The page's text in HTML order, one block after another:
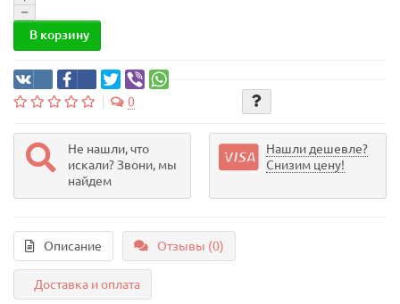
В корзину
0
Не нашли, что
искали? Звони, мы
найдем
Нашли дешевле?
Снизим цену!
Описание Отзывы (0)
Доставка и оплата